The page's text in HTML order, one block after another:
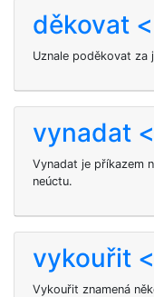
děkovat
Uznale poděkovat za
vynadat
Vynadat je příkazem
neúctu.
vykouřit
Vykouřit znamená